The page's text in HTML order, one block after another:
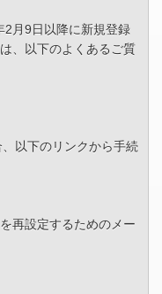
2月9日以降に新規登録
、以下のよくあるご質
以下のリンクから手続
再設定するためのメー